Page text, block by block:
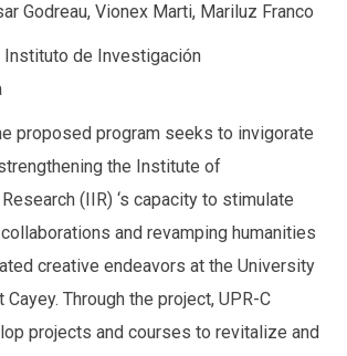
Godreau, Vionex Marti, Mariluz Franco
Instituto de Investigación
proposed program seeks to invigorate
the Institute of
(IIR) ‘s capacity to stimulate
and revamping humanities
creative endeavors at the University
Through the project, UPR-C
projects and courses to revitalize and